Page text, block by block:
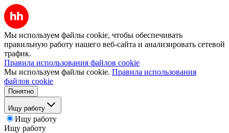
Мы используем файлы cookie, чтобы обеспечивать
правильную работу нашего веб-сайта и анализировать сетевой
трафик.
Правила использования файлов cookie
Мы используем файлы cookie. Правила использования
файлов cookie
Понятно
Ищу работу
Ищу работу
Ищу работу